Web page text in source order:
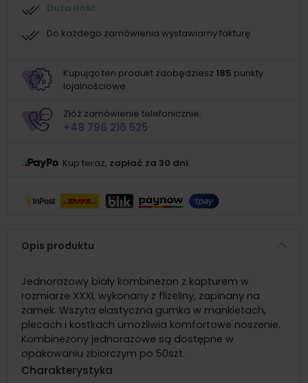
Duża ilość
Do każdego zamówienia wystawiamy fakturę
Kupując ten produkt zdobędziesz 185 punkty
lojalnościowe
Złóż zamówienie telefonicznie:
+48 796 216 525
Kup teraz, zapłać za 30 dni
Opis produktu
Jednorazowy biały kombinezon z kapturem w
rozmiarze XXXL wykonany z flizeliny, zapinany na
zamek. Wszyta elastyczna gumka w mankietach,
plecach i kostkach umożliwia komfortowe noszenie.
Kombinezony jednorazowe są dostępne w
opakowaniu zbiorczym po 50szt.
Charakterystyka